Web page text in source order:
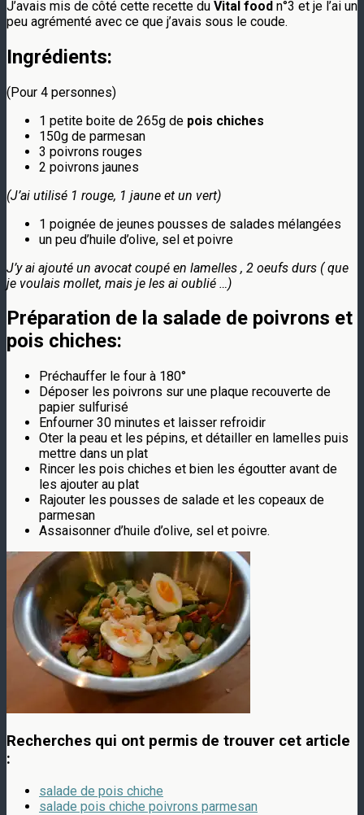
J’avais mis de côté cette recette du Vital food n°3 et je l’ai un
peu agrémenté avec ce que j’avais sous le coude.
Ingrédients:
(Pour 4 personnes)
1 petite boite de 265g de pois chiches
150g de parmesan
3 poivrons rouges
2 poivrons jaunes
(J’ai utilisé 1 rouge, 1 jaune et un vert)
1 poignée de jeunes pousses de salades mélangées
un peu d’huile d’olive, sel et poivre
J’y ai ajouté un avocat coupé en lamelles , 2 oeufs durs ( que
je voulais mollet, mais je les ai oublié …)
Préparation de la salade de poivrons et
pois chiches:
Préchauffer le four à 180°
Déposer les poivrons sur une plaque recouverte de
papier sulfurisé
Enfourner 30 minutes et laisser refroidir
Oter la peau et les pépins, et détailler en lamelles puis
mettre dans un plat
Rincer les pois chiches et bien les égoutter avant de
les ajouter au plat
Rajouter les pousses de salade et les copeaux de
parmesan
Assaisonner d’huile d’olive, sel et poivre.
Recherches qui ont permis de trouver cet article
:
salade de pois chiche
salade pois chiche poivrons parmesan